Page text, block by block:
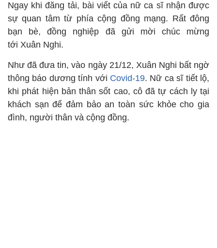
Ngay khi đăng tải, bài viết của nữ ca sĩ nhận được
sự quan tâm từ phía cộng đồng mạng. Rất đông
bạn bè, đồng nghiệp đã gửi mời chúc mừng
tới Xuân Nghi.
Như đã đưa tin, vào ngày 21/12, Xuân Nghi bất ngờ
thông báo dương tính với Covid-19. Nữ ca sĩ tiết lộ,
khi phát hiện bản thân sốt cao, cô đã tự cách ly tại
khách sạn để đảm bảo an toàn sức khỏe cho gia
đình, người thân và cộng đồng.